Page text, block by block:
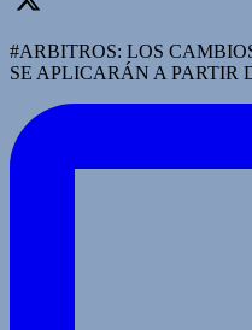
#ARBITROS: LOS
SE APLICARÁN A PARTIR